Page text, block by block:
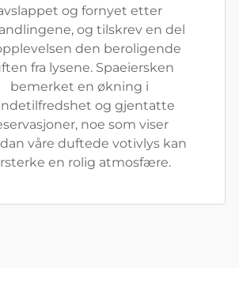
og fornyet etter
og tilskrev en del
den beroligende
fra lysene. Spaeiersken
bemerket en økning i
og gjentatte
noe som viser
våre duftede votivlys kan
en rolig atmosfære.